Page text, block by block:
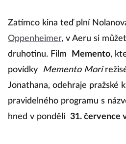
Zatímco kina teď plní
Oppenheimer, v Aeru si
druhotinu. Film
Memento,
povídky
Memento Mori
Jonathana, odehraje pražské
pravidelného programu s
hned v pondělí 31. července